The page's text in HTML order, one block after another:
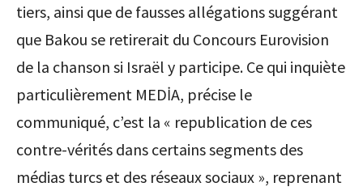
tiers, ainsi que de fausses allégations suggérant
que Bakou se retirerait du Concours Eurovision
de la chanson si Israël y participe. Ce qui inquiète
particulièrement MEDİA, précise le
communiqué, c’est la « republication de ces
contre-vérités dans certains segments des
médias turcs et des réseaux sociaux », reprenant